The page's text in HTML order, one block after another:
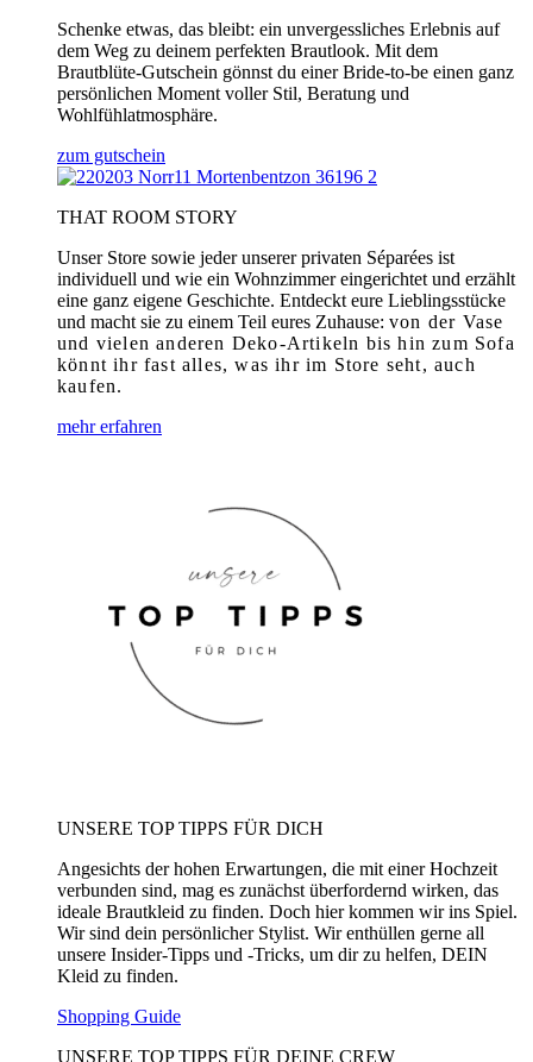
Schenke etwas, das bleibt: ein unvergessliches Erlebnis auf
dem Weg zu deinem perfekten Brautlook. Mit dem
Brautblüte-Gutschein gönnst du einer Bride-to-be einen ganz
persönlichen Moment voller Stil, Beratung und
Wohlfühlatmosphäre.
zum gutschein
THAT ROOM STORY
Unser Store sowie jeder unserer privaten Séparées ist
individuell und wie ein Wohnzimmer eingerichtet und erzählt
eine ganz eigene Geschichte. Entdeckt eure Lieblingsstücke
und macht sie zu einem Teil eures Zuhause: von der Vase
und vielen anderen Deko-Artikeln bis hin zum Sofa
könnt ihr fast alles, was ihr im Store seht, auch
kaufen.
mehr erfahren
UNSERE TOP TIPPS FÜR DICH
Angesichts der hohen Erwartungen, die mit einer Hochzeit
verbunden sind, mag es zunächst überfordernd wirken, das
ideale Brautkleid zu finden. Doch hier kommen wir ins Spiel.
Wir sind dein persönlicher Stylist. Wir enthüllen gerne all
unsere Insider-Tipps und -Tricks, um dir zu helfen, DEIN
Kleid zu finden.
Shopping Guide
UNSERE TOP TIPPS FÜR DEINE CREW